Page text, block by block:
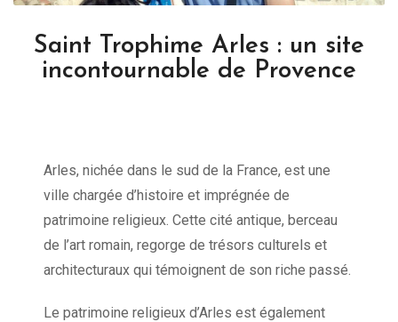
Saint Trophime Arles : un site
incontournable de Provence
Arles, nichée dans le sud de la France, est une
ville chargée d’histoire et imprégnée de
patrimoine religieux. Cette cité antique, berceau
de l’art romain, regorge de trésors culturels et
architecturaux qui témoignent de son riche passé.
Le patrimoine religieux d’Arles est également